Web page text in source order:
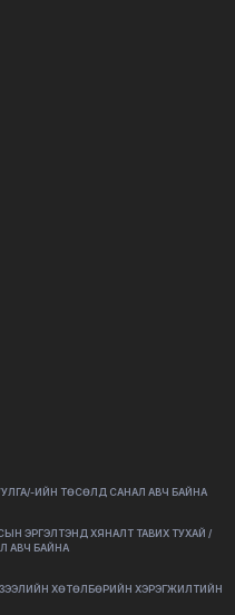
ИЙН ТӨСӨЛД САНАЛ АВЧ БАЙНА
ЭРГЭЛТЭНД ХЯНАЛТ ТАВИХ ТУХАЙ /
АВЧ БАЙНА
ХӨТӨЛБӨРИЙН ХЭРЭГЖИЛТИЙН